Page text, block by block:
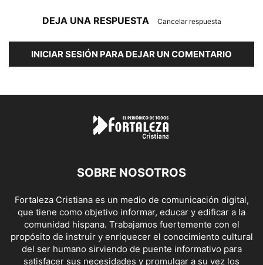
DEJA UNA RESPUESTA Cancelar respuesta
INICIAR SESIÓN PARA DEJAR UN COMENTARIO
SOBRE NOSOTROS
Fortaleza Cristiana es un medio de comunicación digital,
que tiene como objetivo informar, educar y edificar a la
comunidad hispana. Trabajamos fuertemente con el
propósito de instruir y enriquecer el conocimiento cultural
del ser humano sirviendo de puente informativo para
satisfacer sus necesidades y promulgar a su vez los